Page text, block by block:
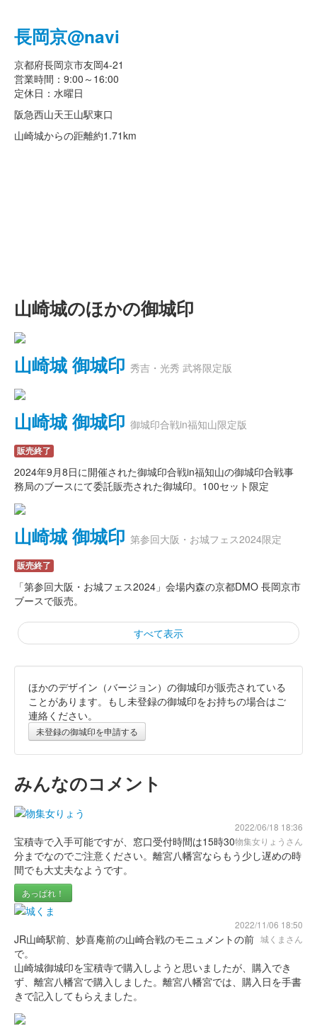
長岡京@navi
京都府長岡京市友岡4-21
営業時間：9:00～16:00
定休日：水曜日
阪急西山天王山駅東口
山崎城からの距離約1.71km
山崎城のほかの御城印
山崎城 御城印 秀吉・光秀 武将限定版
山崎城 御城印 御城印合戦in福知山限定版
販売終了
2024年9月8日に開催された御城印合戦in福知山の御城印合戦事
務局のブースにて委託販売された御城印。100セット限定
山崎城 御城印 第参回大阪・お城フェス2024限定
販売終了
「第参回大阪・お城フェス2024」会場内森の京都DMO 長岡京市
ブースで販売。
すべて表示
山崎城 御城印
販売終了
600セット限定
山崎城 御城印 “山崎の合戦”限定版
山崎城 御城印
通常版に「山﨑の合戦」のスタンプを押した御城印。京都御城印
サミットの会場で販売。
山崎城 御城印 山崎合戦444年版
販売終了
ほかのデザイン（バージョン）の御城印が販売されている
ことがあります。もし未登録の御城印をお持ちの場合はご
連絡ください。
未登録の御城印を申請する
みんなのコメント
2022/06/18 18:36
物集女りょうさん
宝積寺で入手可能ですが、窓口受付時間は15時30
分までなのでご注意ください。離宮八幡宮ならもう少し遅めの時
間でも大丈夫なようです。
あっぱれ！
2022/11/06 18:50
城くまさん
JR山崎駅前、妙喜庵前の山崎合戦のモニュメントの前
で。
山崎城御城印を宝積寺で購入しようと思いましたが、購入でき
ず、離宮八幡宮で購入しました。離宮八幡宮では、購入日を手書
きで記入してもらえました。